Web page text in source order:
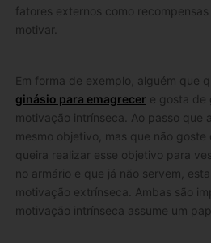
fatores externos como
motivar.
Em forma de exemplo, alguém que
ginásio para emagrecer e gosta de
motivação intrínseca. Ao passo que
mesmo objetivo, mas que não goste
queira realizar esse objetivo para
no armário e que já não servem,
motivação extrínseca. Ambas são
motivação intrínseca assume um